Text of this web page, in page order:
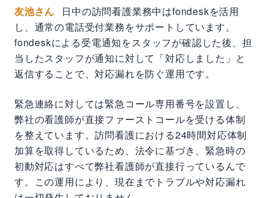
友池さん
日中の訪問看護業務中はfondeskを活用
し、通常の電話受付業務をサポートしています。
fondeskによる受電通知をスタッフが確認した後、担
当したスタッフが通知に対して「対応しました」と
返信することで、対応漏れを防ぐ運用です。
緊急連絡に対しては緊急コール専用番号を設置し、
弊社の看護師が直接ファーストコールを受ける体制
を整えています。訪問看護における24時間対応体制
加算を取得しているため、法令に基づき、緊急時の
初動対応はすべて弊社看護師が直接行っているんで
す。この運用により、現在までトラブルや対応漏れ